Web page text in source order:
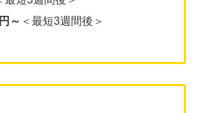
～ ＜最短3週間後＞